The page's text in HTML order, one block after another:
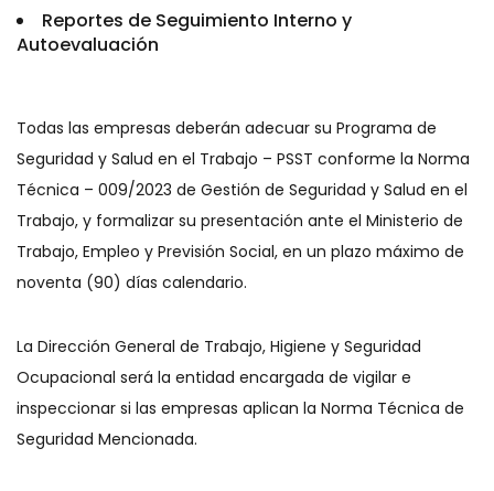
Reportes de Seguimiento Interno y
Autoevaluación
Todas las empresas deberán adecuar su Programa de
Seguridad y Salud en el Trabajo – PSST conforme la Norma
Técnica – 009/2023 de Gestión de Seguridad y Salud en el
Trabajo, y formalizar su presentación ante el Ministerio de
Trabajo, Empleo y Previsión Social, en un plazo máximo de
noventa (90) días calendario.
La Dirección General de Trabajo, Higiene y Seguridad
Ocupacional será la entidad encargada de vigilar e
inspeccionar si las empresas aplican la Norma Técnica de
Seguridad Mencionada.